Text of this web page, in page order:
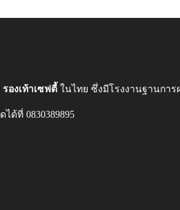
รองเท้าเซฟตี้ในไทย ซึ่งมีโรงงานฐานกา
ด้ที่ 0830389895